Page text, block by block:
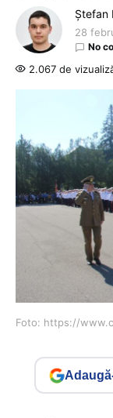
Ștefan
28
No
2.067 de
Foto: https://